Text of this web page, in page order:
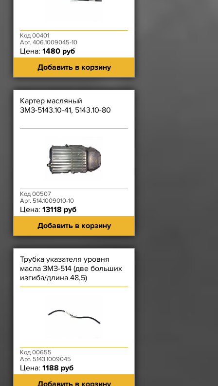
Код 00401
Арт. 406.1009045-10
Цена: 1480 руб
Добавить в корзину
Картер масляный
ЗМЗ-5143.10-41, 5143.10-80
Код 00507
Арт. 514.1009010-10
Цена: 13118 руб
Добавить в корзину
Трубка указателя уровня
масла ЗМЗ-514 (две больших
изгиба/длина 48,5)
Код 00655
Арт. 5143.1009045
Цена: 1188 руб
Добавить в корзину